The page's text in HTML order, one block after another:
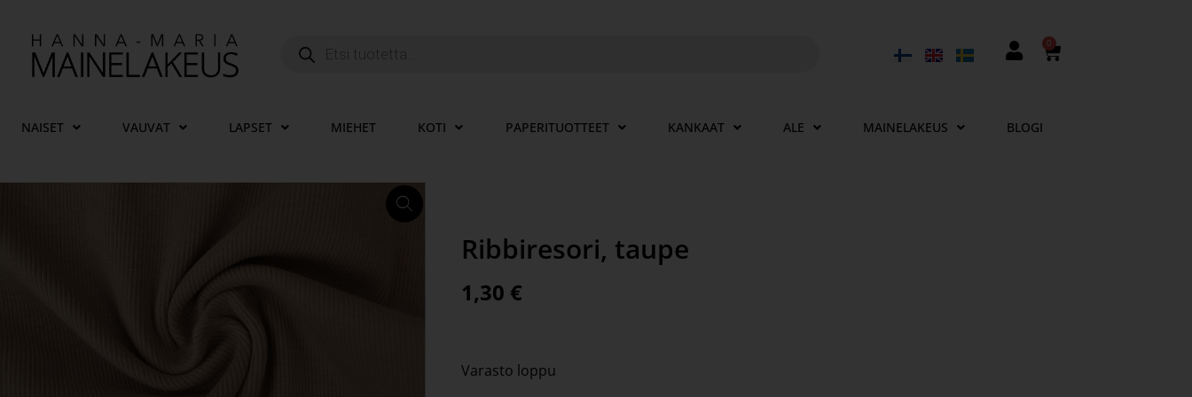
0
NAISET VAUVAT LAPSET MIEHET KOTI PAPERITUOTTEET KANKAAT ALE MAINELAKEUS BLOGI
Ribbiresori, taupe
1,30 €
Varasto loppu